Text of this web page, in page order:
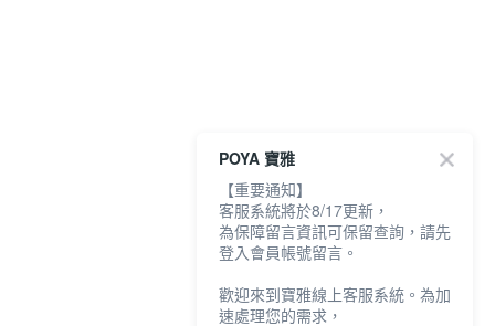
POYA 寶雅
【重要通知】
客服系統將於8/17更新，
為保障留言資訊可保留查詢，請先
登入會員帳號留言。
歡迎來到寶雅線上客服系統。為加
速處理您的需求，